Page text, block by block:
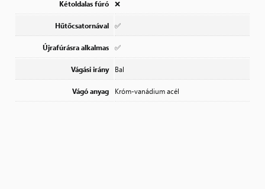
Kétoldalas fúró ❌
Hűtőcsatornával ✅
Újrafúrásra alkalmas ✅
Vágási irány Bal
Vágó anyag Króm-vanádium acél